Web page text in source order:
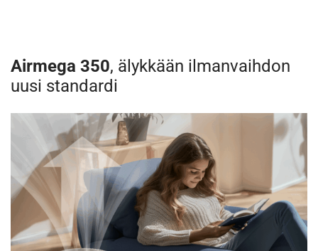
Airmega 350, älykkään ilmanvaihdon
uusi standardi